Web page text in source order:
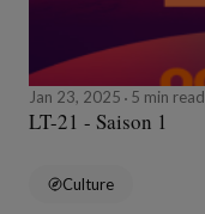
Jan 23, 2025 5 min read
LT-21 - Saison 1
Culture